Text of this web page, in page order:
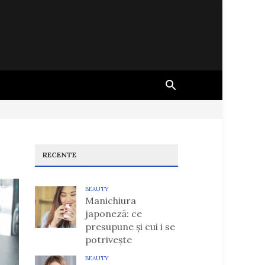
RECENTE
BEAUTY
Manichiura
japoneză: ce
presupune și cui i se
potrivește
BEAUTY